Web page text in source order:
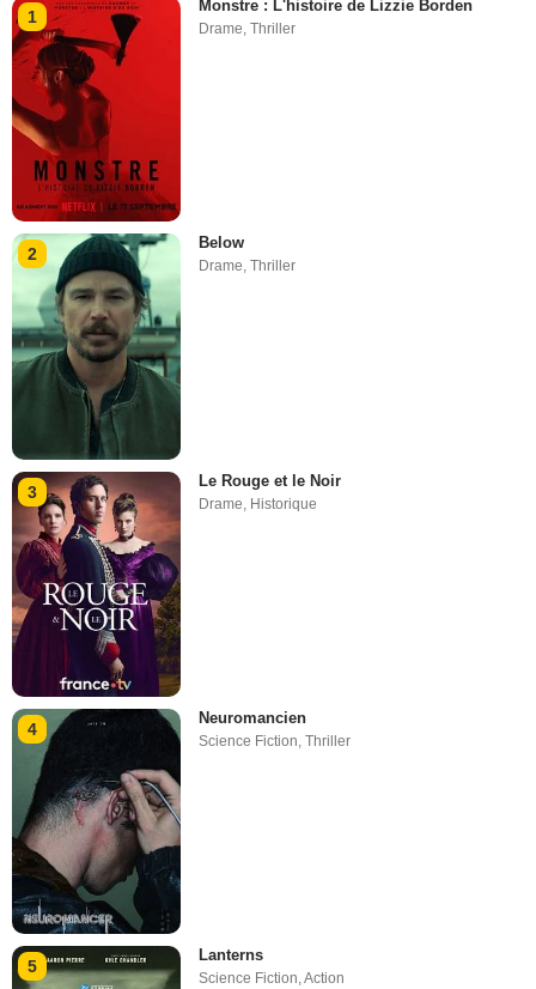
1
Monstre : L'histoire de Lizzie Borden
Drame,Thriller
2
Below
Drame,Thriller
3
Le Rouge et le Noir
Drame Historique
4
Neuromancien
Science Fiction,Thriller
5
Lanterns
Science Fiction,Action